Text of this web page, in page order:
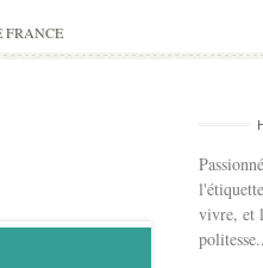
FRANCE
vivre, et